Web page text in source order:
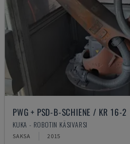
PWG + PSD-B-SCHIENE / KR 16-2
KUKA - ROBOTIN KÄSIVARSI
SAKSA 2015